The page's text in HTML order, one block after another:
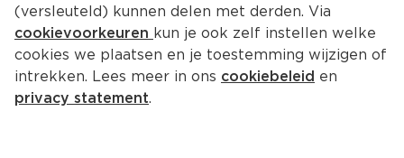
Dr. Oetker La Mia Familia garlic
breekbrood
(versleuteld) kunnen delen met derden. Via
cookievoorkeuren kun je ook zelf instellen welke
cookies we plaatsen en je toestemming wijzigen of
intrekken. Lees meer in ons cookiebeleid en
privacy statement.